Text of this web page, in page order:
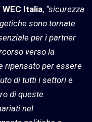
Italia, “sicurezza
sono tornate
per i partner
verso la
ripensato per essere
di tutti i settori e
di queste
nel